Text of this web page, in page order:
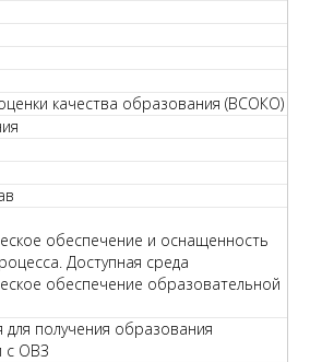
качества образования (ВСОКО)
обеспечение и оснащенность
Доступная среда
обеспечение образовательной
получения образования
с ОВЗ